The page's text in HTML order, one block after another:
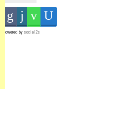
powered by social2s